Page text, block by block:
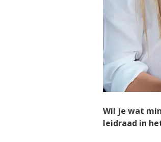
Wil je wat
leidraad in